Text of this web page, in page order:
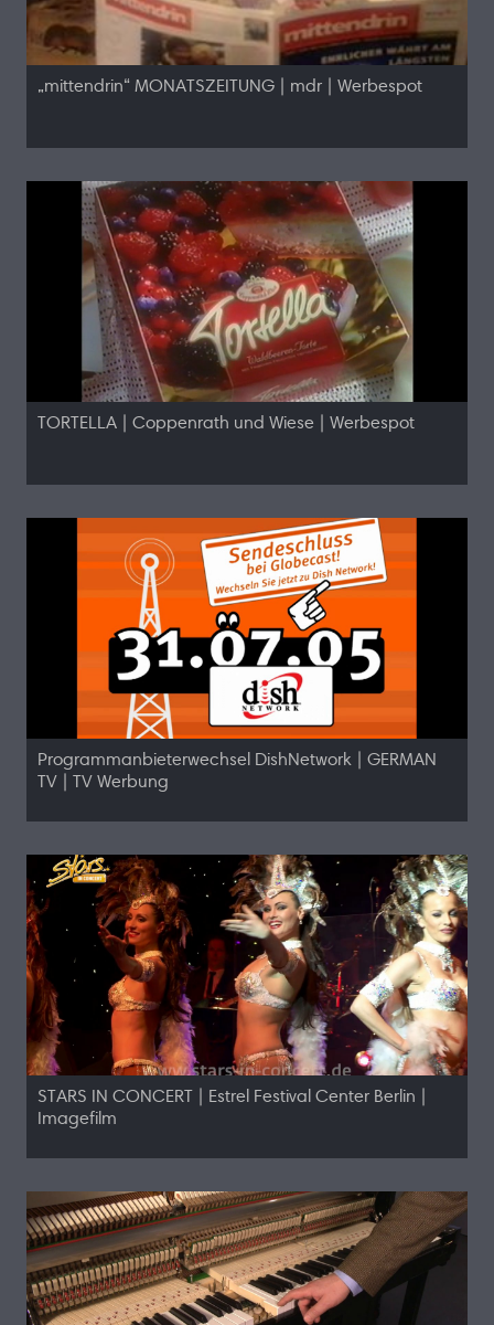
„mittendrin“ MONATSZEITUNG | mdr | Werbespot
TORTELLA | Coppenrath und Wiese | Werbespot
Programmanbieterwechsel DishNetwork | GERMAN
TV | TV Werbung
STARS IN CONCERT | Estrel Festival Center Berlin |
Imagefilm